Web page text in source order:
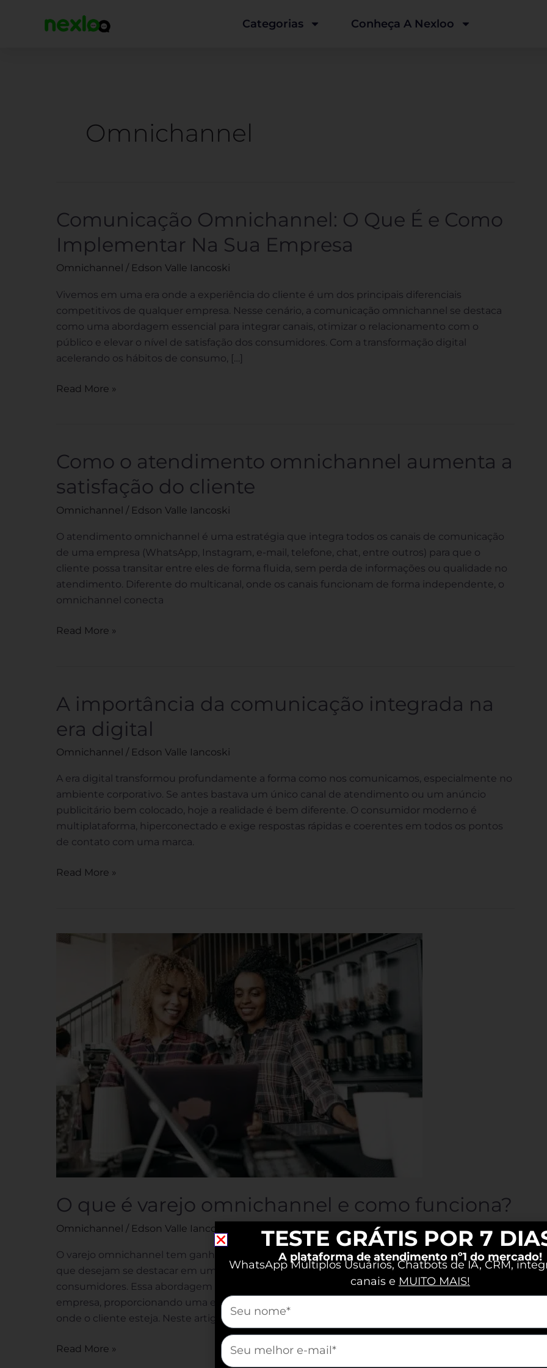
Categorias Conheça A Nexloo
Omnichannel
Comunicação Omnichannel: O Que É e Como
Implementar Na Sua Empresa
Omnichannel / Edson Valle Iancoski
Vivemos em uma era onde a experiência do cliente é um dos principais diferenciais
competitivos de qualquer empresa. Nesse cenário, a comunicação omnichannel se destaca
como uma abordagem essencial para integrar canais, otimizar o relacionamento com o
público e elevar o nível de satisfação dos consumidores. Com a transformação digital
acelerando os hábitos de consumo, […]
Comunicação
Omnichannel:
Que
e
Como
Implementar
Na
Sua
Read More »
Como o atendimento omnichannel aumenta a
satisfação do cliente
Omnichannel / Edson Valle Iancoski
O atendimento omnichannel é uma estratégia que integra todos os canais de comunicação
de uma empresa (WhatsApp, Instagram, e-mail, telefone, chat, entre outros) para que o
cliente possa transitar entre eles de forma fluida, sem perda de informações ou qualidade no
atendimento. Diferente do multicanal, onde os canais funcionam de forma independente, o
omnichannel conecta
Como
atendimento
omnichannel
a
satisfação
do
cliente
Read More »
A importância da comunicação integrada na
era digital
Omnichannel / Edson Valle Iancoski
A era digital transformou profundamente a forma como nos comunicamos, especialmente no
ambiente corporativo. Se antes bastava um único canal de atendimento ou um anúncio
publicitário bem colocado, hoje a realidade é bem diferente. O consumidor moderno é
multiplataforma, hiperconectado e exige respostas rápidas e coerentes em todos os pontos
de contato com uma marca.
A
importância
da
comunicação
na
era
digital
Read More »
O que é varejo omnichannel e como funciona?
Omnichannel / Edson Valle Iancoski
O varejo omnichannel tem ganhado destaque como uma estratégia essencial para empresas
que desejam se destacar em um mercado competitivo e atender às novas demandas dos
consumidores. Essa abordagem integra todos os canais de venda e comunicação de uma
empresa, proporcionando uma experiência uniforme e consistente, independentemente de
onde o cliente esteja. Neste artigo, exploraremos
O
omnichannel
e
como
funciona?
Read More »
TESTE GRÁTIS POR 7
A plataforma de atendimento nº1 do mercado!
WhatsApp Múltiplos Usuários, Chatbots de IA, CRM,
canais e MUITO MAIS!
mauticform[nome]
mauticform[email]